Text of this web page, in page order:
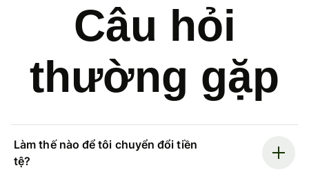
Câu hỏi
thường gặp
Làm thế nào để tôi chuyển đổi tiền
tệ?